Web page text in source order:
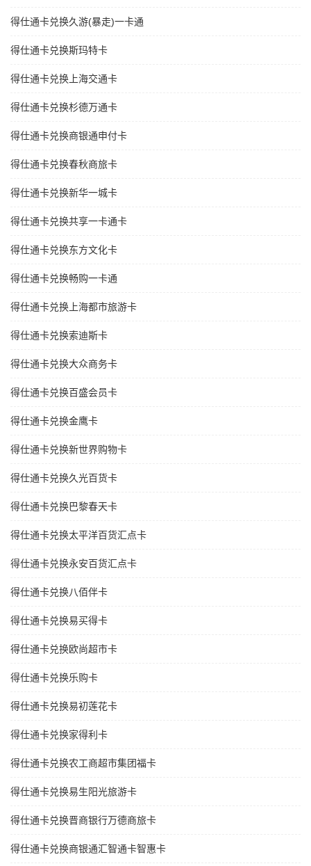
得仕通卡兑换久游(暴走)一卡通
得仕通卡兑换斯玛特卡
得仕通卡兑换上海交通卡
得仕通卡兑换杉德万通卡
得仕通卡兑换商银通申付卡
得仕通卡兑换春秋商旅卡
得仕通卡兑换新华一城卡
得仕通卡兑换共享一卡通卡
得仕通卡兑换东方文化卡
得仕通卡兑换畅购一卡通
得仕通卡兑换上海都市旅游卡
得仕通卡兑换索迪斯卡
得仕通卡兑换大众商务卡
得仕通卡兑换百盛会员卡
得仕通卡兑换金鹰卡
得仕通卡兑换新世界购物卡
得仕通卡兑换久光百货卡
得仕通卡兑换巴黎春天卡
得仕通卡兑换太平洋百货汇点卡
得仕通卡兑换永安百货汇点卡
得仕通卡兑换八佰伴卡
得仕通卡兑换易买得卡
得仕通卡兑换欧尚超市卡
得仕通卡兑换乐购卡
得仕通卡兑换易初莲花卡
得仕通卡兑换家得利卡
得仕通卡兑换农工商超市集团福卡
得仕通卡兑换易生阳光旅游卡
得仕通卡兑换晋商银行万德商旅卡
得仕通卡兑换商银通汇智通卡智惠卡